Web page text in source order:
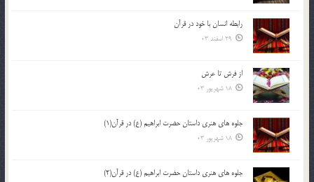
رابطه انسان با خود در قرآن
29 اسفند 03
از فرش تا عرش
18 شهریور 03
جلوه هاي هنري داستان حضرت ابراهيم (ع) در قرآن(1)
18 شهریور 03
جلوه هاي هنري داستان حضرت ابراهيم (ع) در قرآن(2)